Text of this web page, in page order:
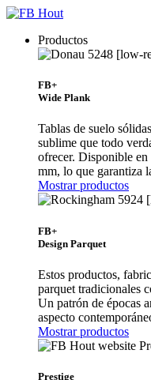
Productos
FB+
Wide Plank
Tablas de suelo
sublime que todo
ofrecer. Disponible
mm, lo que garantiza
Mostrar productos
FB+
Design Parquet
Estos productos,
parquet tradicionales
Un patrón de épocas
aspecto
Mostrar productos
Prestige